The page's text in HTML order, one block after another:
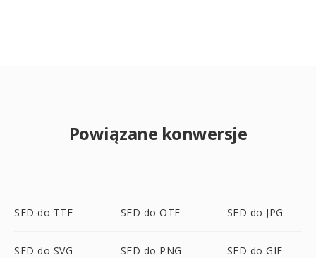
Powiązane konwersje
SFD do TTF SFD do OTF SFD do JPG
SFD do SVG SFD do PNG SFD do GIF